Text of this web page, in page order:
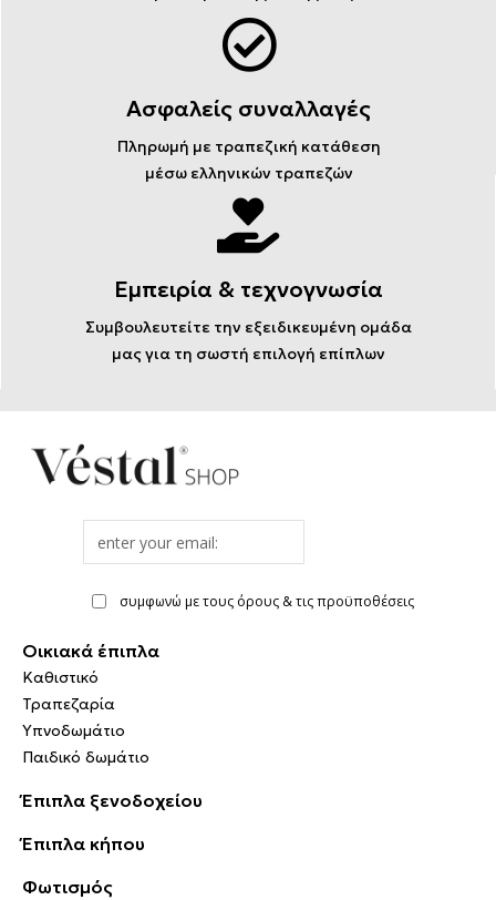
Ασφαλείς συναλλαγές
Πληρωμή με τραπεζική κατάθεση
μέσω ελληνικών τραπεζών
Εμπειρία & τεχνογνωσία
Συμβουλευτείτε την εξειδικευμένη ομάδα
μας για τη σωστή επιλογή επίπλων
συμφωνώ με τους όρους & τις προϋποθέσεις
Οικιακά έπιπλα
Καθιστικό
Τραπεζαρία
Υπνοδωμάτιο
Παιδικό δωμάτιο
Έπιπλα ξενοδοχείου
Έπιπλα κήπου
Φωτισμός